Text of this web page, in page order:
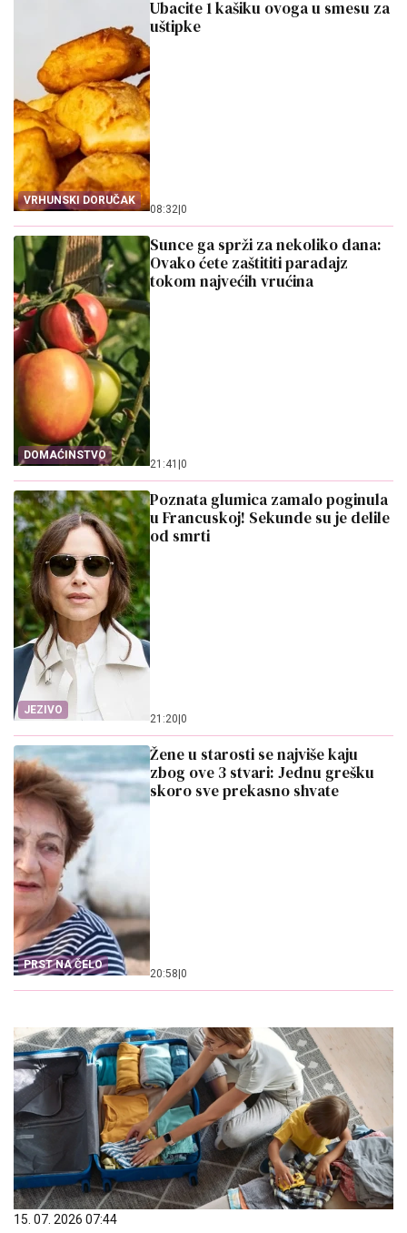
VRHUNSKI DORUČAK
Ubacite 1 kašiku ovoga u smesu za
uštipke
08:32 0
DOMAĆINSTVO
Sunce ga sprži za nekoliko dana:
Ovako ćete zaštititi paradajz
tokom najvećih vrućina
21:41 0
JEZIVO
Poznata glumica zamalo poginula
u Francuskoj! Sekunde su je delile
od smrti
21:20 0
PRST NA ČELO
Žene u starosti se najviše kaju
zbog ove 3 stvari: Jednu grešku
skoro sve prekasno shvate
20:58 0
15. 07. 2026 07:44